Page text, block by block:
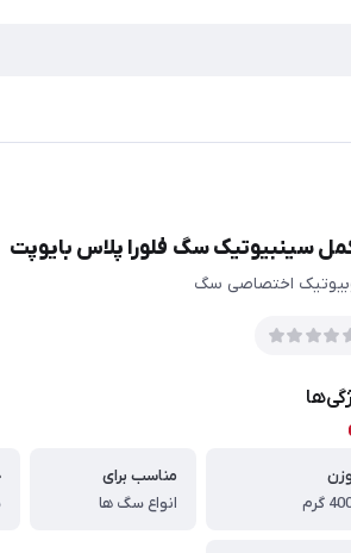
سینبیوتیک سگ فلورا پلاس بایوپت
اختصاصی سگ
وزن
گرم
مناسب برای
انواع سگ ها